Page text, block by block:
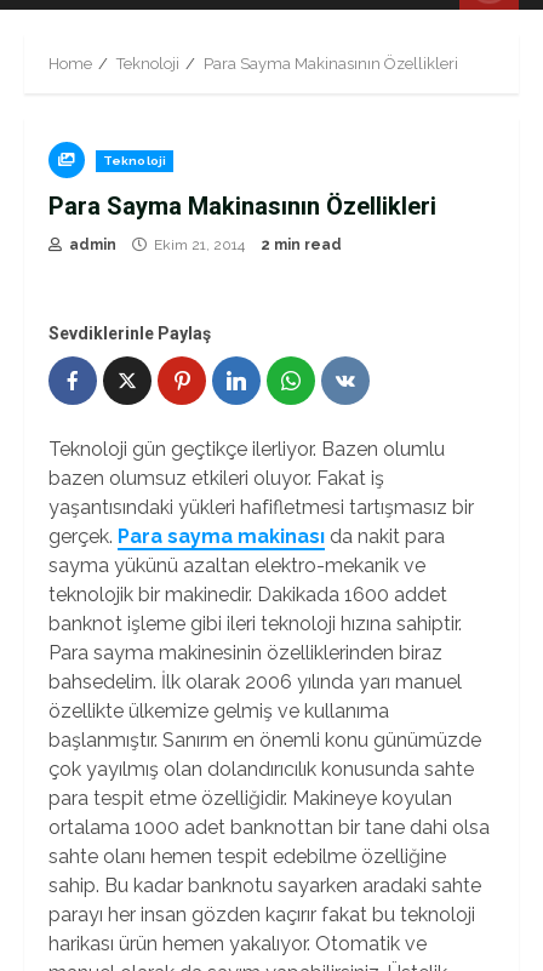
Home Teknoloji Para Sayma Makinasının Özellikleri
Teknoloji
Para Sayma Makinasının Özellikleri
admin Ekim 21, 2014 2 min read
Sevdiklerinle Paylaş
Teknoloji gün geçtikçe ilerliyor. Bazen olumlu
bazen olumsuz etkileri oluyor. Fakat iş
yaşantısındaki yükleri hafifletmesi tartışmasız bir
gerçek. Para sayma makinası da nakit para
sayma yükünü azaltan elektro-mekanik ve
teknolojik bir makinedir. Dakikada 1600 addet
banknot işleme gibi ileri teknoloji hızına sahiptir.
Para sayma makinesinin özelliklerinden biraz
bahsedelim. İlk olarak 2006 yılında yarı manuel
özellikte ülkemize gelmiş ve kullanıma
başlanmıştır. Sanırım en önemli konu günümüzde
çok yayılmış olan dolandırıcılık konusunda sahte
para tespit etme özelliğidir. Makineye koyulan
ortalama 1000 adet banknottan bir tane dahi olsa
sahte olanı hemen tespit edebilme özelliğine
sahip. Bu kadar banknotu sayarken aradaki sahte
parayı her insan gözden kaçırır fakat bu teknoloji
harikası ürün hemen yakalıyor. Otomatik ve